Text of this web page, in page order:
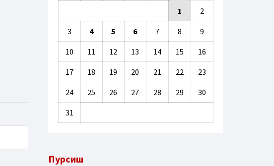
1
2
3 4 5 6 7 8 9
10 11 12 13 14 15 16
17 18 19 20 21 22 23
24 25 26 27 28 29 30
31
Пурсиш